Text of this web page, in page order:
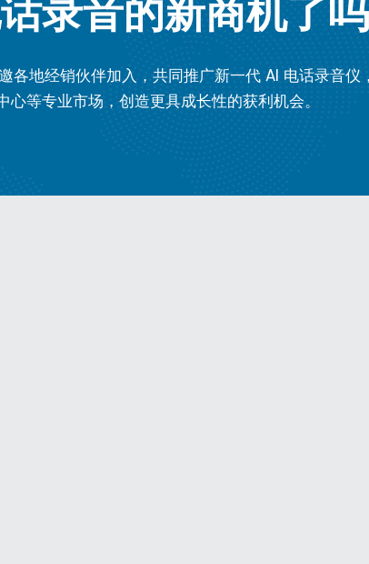
录音的新商机了
各地经销伙伴加入，共同推广新一代 AI 电话录音仪
等专业市场，创造更具成长性的获利机会。